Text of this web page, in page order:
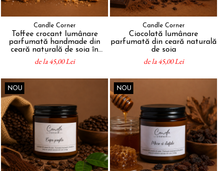
Candle Corner
Toffee crocant lumânare
parfumată handmade din
ceară naturală de soia în
sticlă ambră
de la 45,00 Lei
Candle Corner
Ciocolată lumânare
parfumată din ceară naturală
de soia
de la 45,00 Lei
NOU NOU